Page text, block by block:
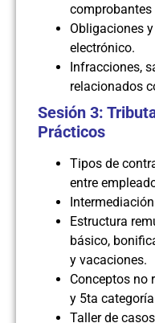
comprobantes
Obligaciones
electrónico.
Infracciones,
relacionados
Sesión 3:
Prácticos
Tipos de
entre
Estructura
básico,
y vacaciones.
Conceptos no
y 5ta
Taller de